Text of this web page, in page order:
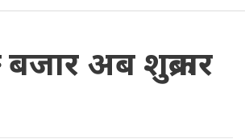
अब शुक्रबार